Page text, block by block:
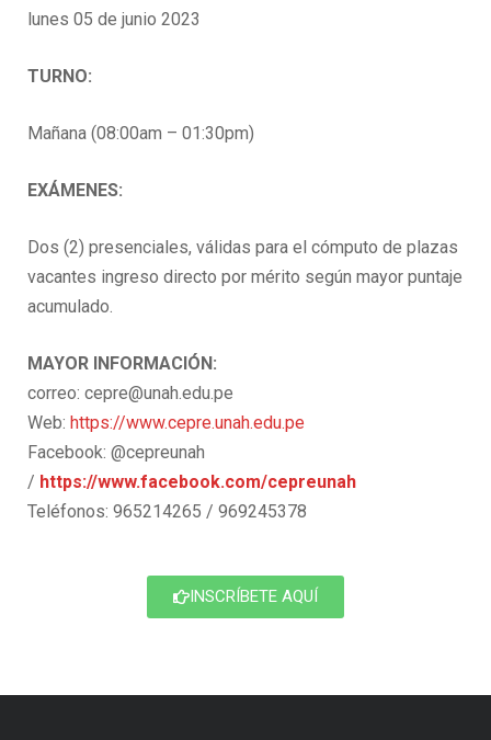
lunes 05 de junio 2023
TURNO:
Mañana (08:00am – 01:30pm)
EXÁMENES:
Dos (2) presenciales, válidas para el cómputo de plazas
vacantes ingreso directo por mérito según mayor puntaje
acumulado.
MAYOR INFORMACIÓN:
correo: cepre@unah.edu.pe
Web: https://www.cepre.unah.edu.pe
Facebook: @cepreunah
/ https://www.facebook.com/cepreunah
Teléfonos: 965214265 / 969245378
INSCRÍBETE AQUÍ